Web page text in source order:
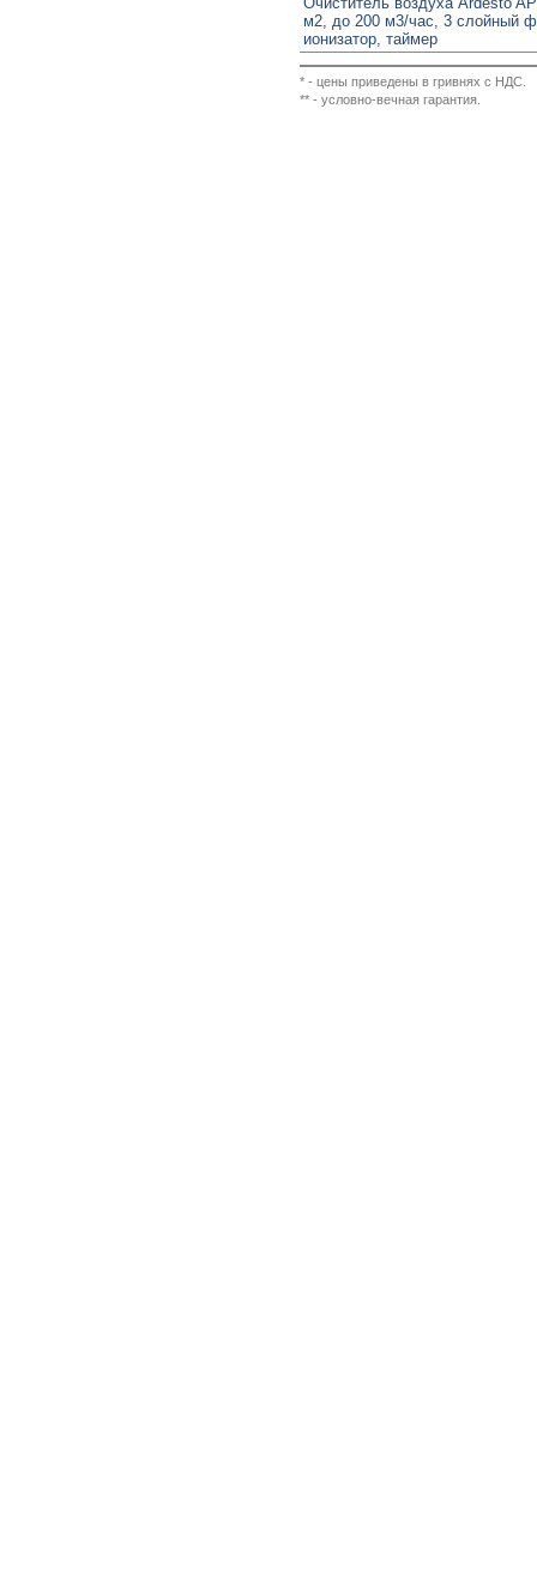
м2, до 200 м3/час, 3 слойный
ионизатор, таймер
* - цены приведены в гривнях с НДС.
** - условно-вечная гарантия.